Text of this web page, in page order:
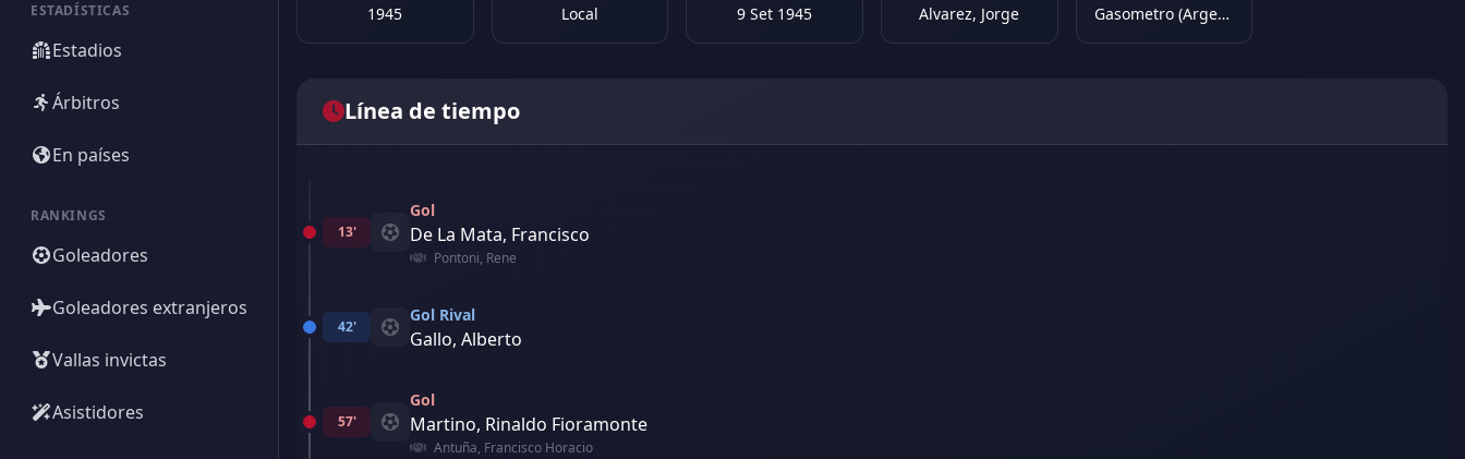
ESTADÍSTICAS
Estadios
Árbitros
En países
RANKINGS
Goleadores
Goleadores extranjeros
Vallas invictas
Asistidores
1945 Local 9 Set 1945 Alvarez, Jorge Gasometro (Argentina)
Línea de tiempo
13'
Gol
De La Mata, Francisco
Pontoni, Rene
42'
Gol Rival
Gallo, Alberto
57'
Gol
Martino, Rinaldo Fioramonte
Antuña, Francisco Horacio